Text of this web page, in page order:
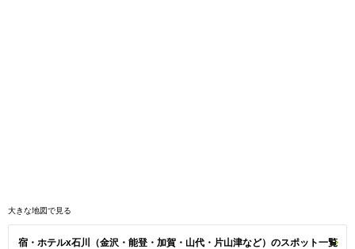
大きな地図で見る
宿・ホテルx石川（金沢・能登・加賀・山代・片山津など）のスポット一覧